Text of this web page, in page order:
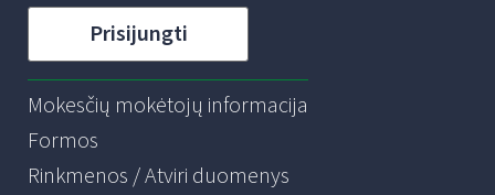
Prisijungti
Mokesčių mokėtojų informacija
Formos
Rinkmenos / Atviri duomenys